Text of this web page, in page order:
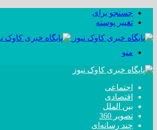
جستجو برای
تغییر پوسته
منو
اجتماعی
اقتصادی
بین الملل
تصویر 360
چند رسانه‌ای